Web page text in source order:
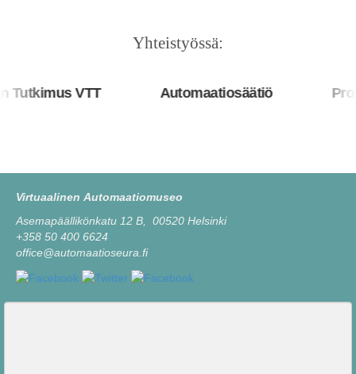
Yhteistyössä:
VTT Automaatiosäätiö
Virtuaalinen Automaatiomuseo
Asemapäällikönkatu 12 B, 00520 Helsinki
+358 50 400 6624
office@automaatioseura.fi
Viesti